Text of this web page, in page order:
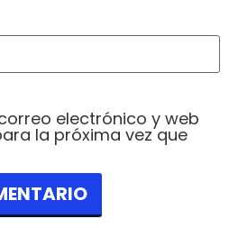
electrónico y web
la próxima vez que